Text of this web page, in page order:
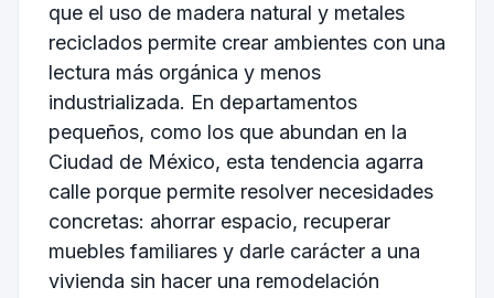
que el uso de madera natural y metales
reciclados permite crear ambientes con una
lectura más orgánica y menos
industrializada. En departamentos
pequeños, como los que abundan en la
Ciudad de México, esta tendencia agarra
calle porque permite resolver necesidades
concretas: ahorrar espacio, recuperar
muebles familiares y darle carácter a una
vivienda sin hacer una remodelación